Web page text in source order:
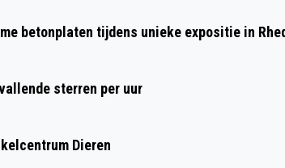
5
ONTMOETING EN
betonplaten tijdens unieke expositie in
sterren per uur
Dieren